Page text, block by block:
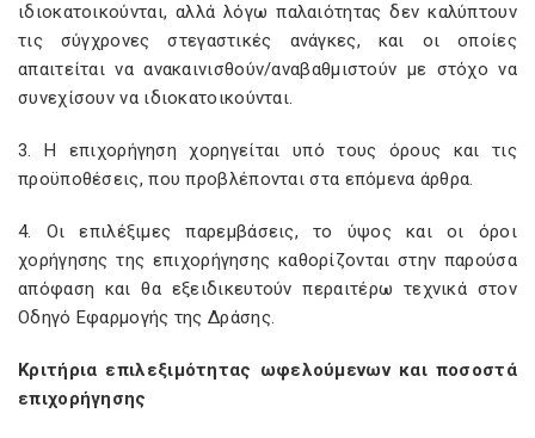
ιδιοκατοικούνται, αλλά λόγω παλαιότητας δεν καλύπτουν
τις σύγχρονες στεγαστικές ανάγκες, και οι οποίες
απαιτείται να ανακαινισθούν/αναβαθμιστούν με στόχο να
συνεχίσουν να ιδιοκατοικούνται.
3. Η επιχορήγηση χορηγείται υπό τους όρους και τις
προϋποθέσεις, που προβλέπονται στα επόμενα άρθρα.
4. Οι επιλέξιμες παρεμβάσεις, το ύψος και οι όροι
χορήγησης της επιχορήγησης καθορίζονται στην παρούσα
απόφαση και θα εξειδικευτούν περαιτέρω τεχνικά στον
Οδηγό Εφαρμογής της Δράσης.
Κριτήρια επιλεξιμότητας ωφελούμενων και ποσοστά
επιχορήγησης